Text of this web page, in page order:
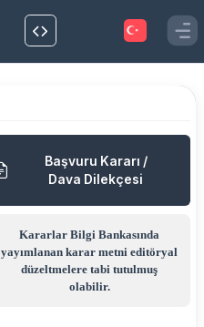
Başvuru Kararı /
Dava Dilekçesi
Kararlar Bilgi Bankasında
yayımlanan karar metni editöryal
düzeltmelere tabi tutulmuş
olabilir.